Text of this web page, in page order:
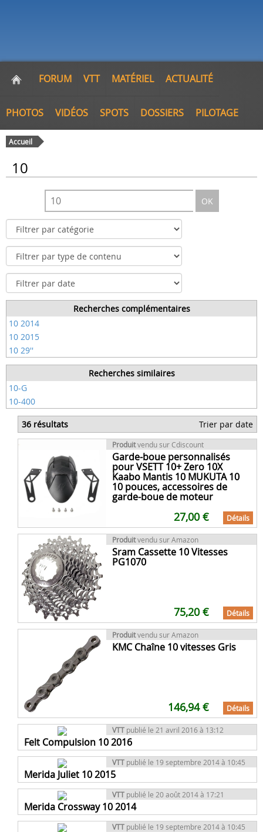
FORUM VTT MATÉRIEL ACTUALITÉ
PHOTOS VIDÉOS SPOTS DOSSIERS PILOTAGE
Accueil
10
OK
Recherches complémentaires
10 2014
10 2015
10 29''
Recherches similaires
10-G
10-400
36 résultats Trier par date
Produitvendu sur Cdiscount
Garde-boue personnalisés
pour VSETT 10+ Zero 10X
Kaabo Mantis 10 MUKUTA 10
10 pouces, accessoires de
garde-boue de moteur
27,00 € Détails
Produitvendu sur Amazon
Sram Cassette 10 Vitesses
PG1070
75,20 € Détails
Produitvendu sur Amazon
KMC Chaîne 10 vitesses Gris
146,94 € Détails
VTT publié le 21 avril 2016 à 13:12
Felt Compulsion 10 2016
VTT publié le 19 septembre 2014 à 10:45
Merida Juliet 10 2015
VTT publié le 20 août 2014 à 17:21
Merida Crossway 10 2014
VTT publié le 19 septembre 2014 à 10:45